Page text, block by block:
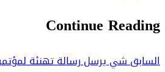
Continue Reading
السابقشي يرسل رسالة تهنئة